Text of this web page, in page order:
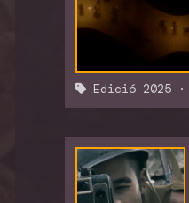
Edició 2025 ·